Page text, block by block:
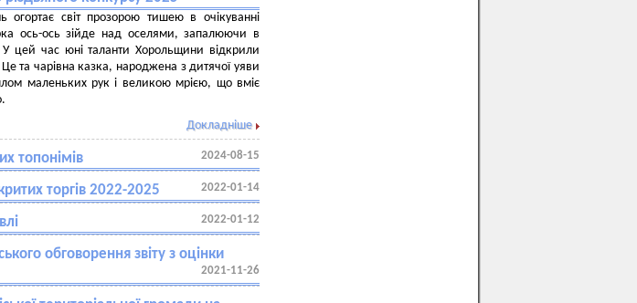
огортає світ прозорою тишею в очікуванні
ось-ось зійде над оселями, запалюючи в
У цей час юні таланти Хорольщини відкрили
та чарівна казка, народжена з дитячої уяви
маленьких рук і великою мрією, що вміє
Докладніше
топонімів 2024-08-15
торгів 2022-2025 2022-01-14
2022-01-12
обговорення звіту з оцінки
2021-11-26